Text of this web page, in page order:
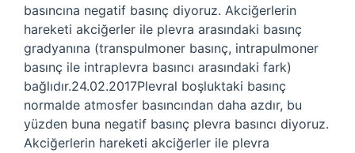
basıncına negatif basınç diyoruz. Akciğerlerin
hareketi akciğerler ile plevra arasındaki basınç
gradyanına (transpulmoner basınç, intrapulmoner
basınç ile intraplevra basıncı arasındaki fark)
bağlıdır.24.02.2017Plevral boşluktaki basınç
normalde atmosfer basıncından daha azdır, bu
yüzden buna negatif basınç plevra basıncı diyoruz.
Akciğerlerin hareketi akciğerler ile plevra